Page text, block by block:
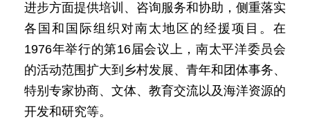
进步方面提供培训、咨询服务和协助，侧重落实
各国和国际组织对南太地区的经援项目。在
1976年举行的第16届会议上，南太平洋委员会
的活动范围扩大到乡村发展、青年和团体事务、
特别专家协商、文体、教育交流以及海洋资源的
开发和研究等。